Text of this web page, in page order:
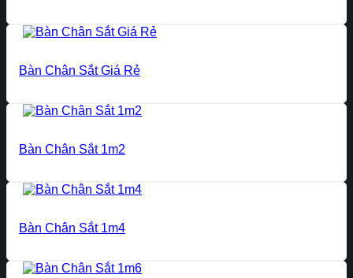
Bàn Chân Sắt Giá Rẻ
Bàn Chân Sắt 1m2
Bàn Chân Sắt 1m4